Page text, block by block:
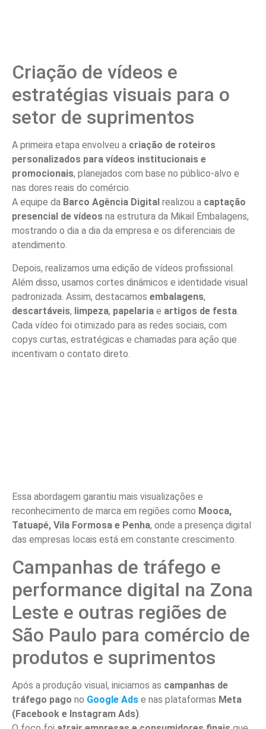
Criação de vídeos e
estratégias visuais para o
setor de suprimentos
A primeira etapa envolveu a criação de roteiros
personalizados para vídeos institucionais e
promocionais, planejados com base no público-alvo e
nas dores reais do comércio.
A equipe da Barco Agência Digital realizou a captação
presencial de vídeos na estrutura da Mikail Embalagens,
mostrando o dia a dia da empresa e os diferenciais de
atendimento.
Depois, realizamos uma edição de vídeos profissional.
Além disso, usamos cortes dinâmicos e identidade visual
padronizada. Assim, destacamos embalagens,
descartáveis, limpeza, papelaria e artigos de festa
Cada vídeo foi otimizado para as redes sociais, com
copys curtas, estratégicas e chamadas para ação que
incentivam o contato direto.
Essa abordagem garantiu mais visualizações e
reconhecimento de marca em regiões como Mooca,
Tatuapé, Vila Formosa e Penha, onde a presença digital
das empresas locais está em constante crescimento.
Campanhas de tráfego e
performance digital na Zona
Leste e outras regiões de
São Paulo para comércio de
produtos e suprimentos
Após a produção visual, iniciamos as campanhas de
tráfego pago no Google Ads e nas plataformas Meta
(Facebook e Instagram Ads)